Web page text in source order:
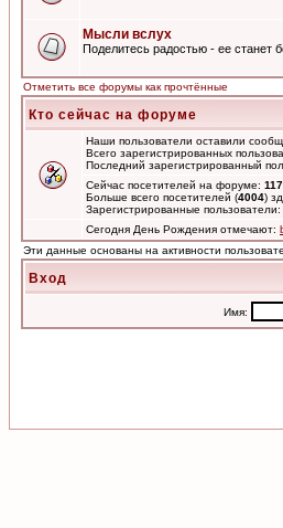
Мысли вслух
Поделитесь радостью - ее станет
Отметить все форумы как прочтённые
Кто сейчас на форуме
Наши пользователи оставили
Всего зарегистрированных
Последний зарегистрированный
Сейчас посетителей на форуме: 117
Больше всего посетителей (4004)
Зарегистрированные
Сегодня День Рождения отмечают:
Эти данные основаны на активности
Вход
Имя: